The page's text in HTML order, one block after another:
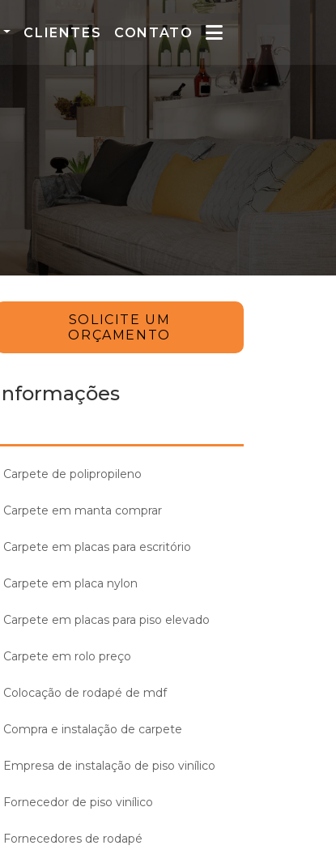
CLIENTES CONTATO
SOLICITE UM
ORÇAMENTO
Carpete de polipropileno
Carpete em manta comprar
Carpete em placas para escritório
Carpete em placa nylon
Carpete em placas para piso elevado
Carpete em rolo preço
Colocação de rodapé de mdf
Compra e instalação de carpete
Empresa de instalação de piso vinílico
Fornecedor de piso vinílico
Fornecedores de rodapé